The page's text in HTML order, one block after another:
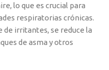
lo que es crucial para
respiratorias crónicas.
irritantes, se reduce la
de asma y otros